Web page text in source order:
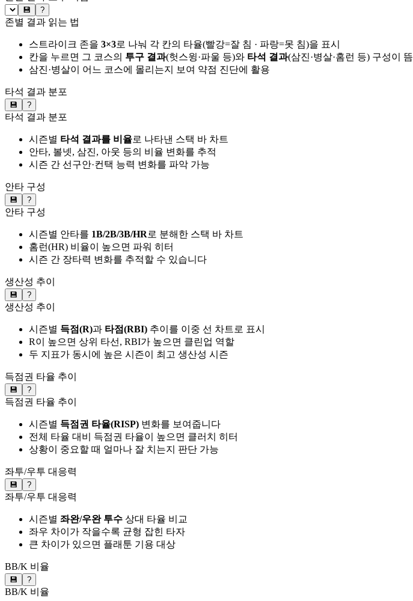
💾 ?
존별 결과 읽는 법
스트라이크 존을 3×3로 나눠 각 칸의 타율(빨강=잘 침 · 파랑=못 침)을 표시
칸을 누르면 그 코스의 투구 결과(헛스윙·파울 등)와 타석 결과(삼진·병살·홈런 등) 구성이 뜸
삼진·병살이 어느 코스에 몰리는지 보여 약점 진단에 활용
타석 결과 분포
💾 ?
타석 결과 분포
시즌별 타석 결과를 비율로 나타낸 스택 바 차트
안타, 볼넷, 삼진, 아웃 등의 비율 변화를 추적
시즌 간 선구안·컨택 능력 변화를 파악 가능
안타 구성
💾 ?
안타 구성
시즌별 안타를 1B/2B/3B/HR로 분해한 스택 바 차트
홈런(HR) 비율이 높으면 파워 히터
시즌 간 장타력 변화를 추적할 수 있습니다
생산성 추이
💾 ?
생산성 추이
시즌별 득점(R)과 타점(RBI) 추이를 이중 선 차트로 표시
R이 높으면 상위 타선, RBI가 높으면 클린업 역할
두 지표가 동시에 높은 시즌이 최고 생산성 시즌
득점권 타율 추이
💾 ?
득점권 타율 추이
시즌별 득점권 타율(RISP) 변화를 보여줍니다
전체 타율 대비 득점권 타율이 높으면 클러치 히터
상황이 중요할 때 얼마나 잘 치는지 판단 가능
좌투/우투 대응력
💾 ?
좌투/우투 대응력
시즌별 좌완/우완 투수 상대 타율 비교
좌우 차이가 작을수록 균형 잡힌 타자
큰 차이가 있으면 플래툰 기용 대상
BB/K 비율
💾 ?
BB/K 비율